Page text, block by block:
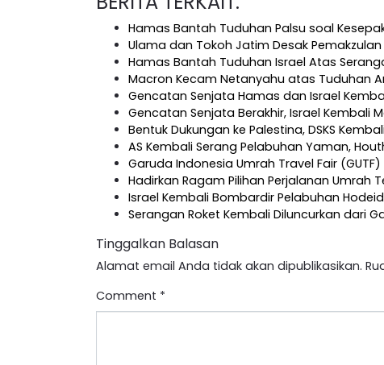
Hamas Bantah Tuduhan Palsu soal
Ulama dan Tokoh Jatim Desak Pemakzulan
Hamas Bantah Tuduhan Israel Atas
Macron Kecam Netanyahu atas Tuduhan
Gencatan Senjata Hamas dan Israel
Gencatan Senjata Berakhir, Israel Kembali
Bentuk Dukungan ke Palestina, DSKS
AS Kembali Serang Pelabuhan Yaman,
Garuda Indonesia Umrah Travel Fair
Hadirkan Ragam Pilihan Perjalanan Umrah
Israel Kembali Bombardir Pelabuhan
Serangan Roket Kembali Diluncurkan dari
Tinggalkan Balasan
Alamat email Anda tidak akan dipublikasikan.
Comment *